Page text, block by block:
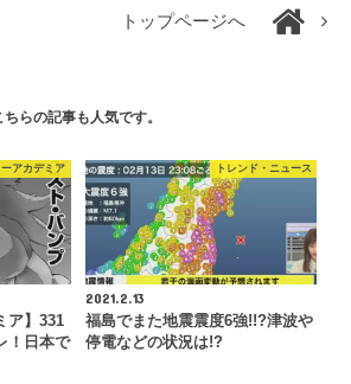
トップページへ
ちらの記事も人気です。
アカデミア
ア】331
！日本で
トレンド・ニュース
2021.2.13
福島でまた地震震度6強!!?津波や
停電などの状況は!?